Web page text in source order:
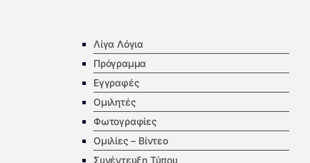
Λίγα Λόγια
Πρόγραμμα
Εγγραφές
Ομιλητές
Φωτογραφίες
Ομιλίες – Βίντεο
Συνέντευξη Τύπου